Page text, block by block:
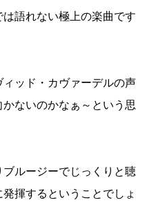
語れない極上の楽曲です
ッド・カヴァーデルの声
ないのかなぁ～という思
ルージーでじっくりと聴
揮するということでしょ